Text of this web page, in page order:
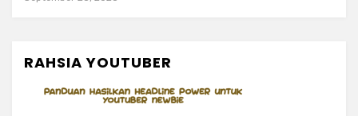
RAHSIA YOUTUBER